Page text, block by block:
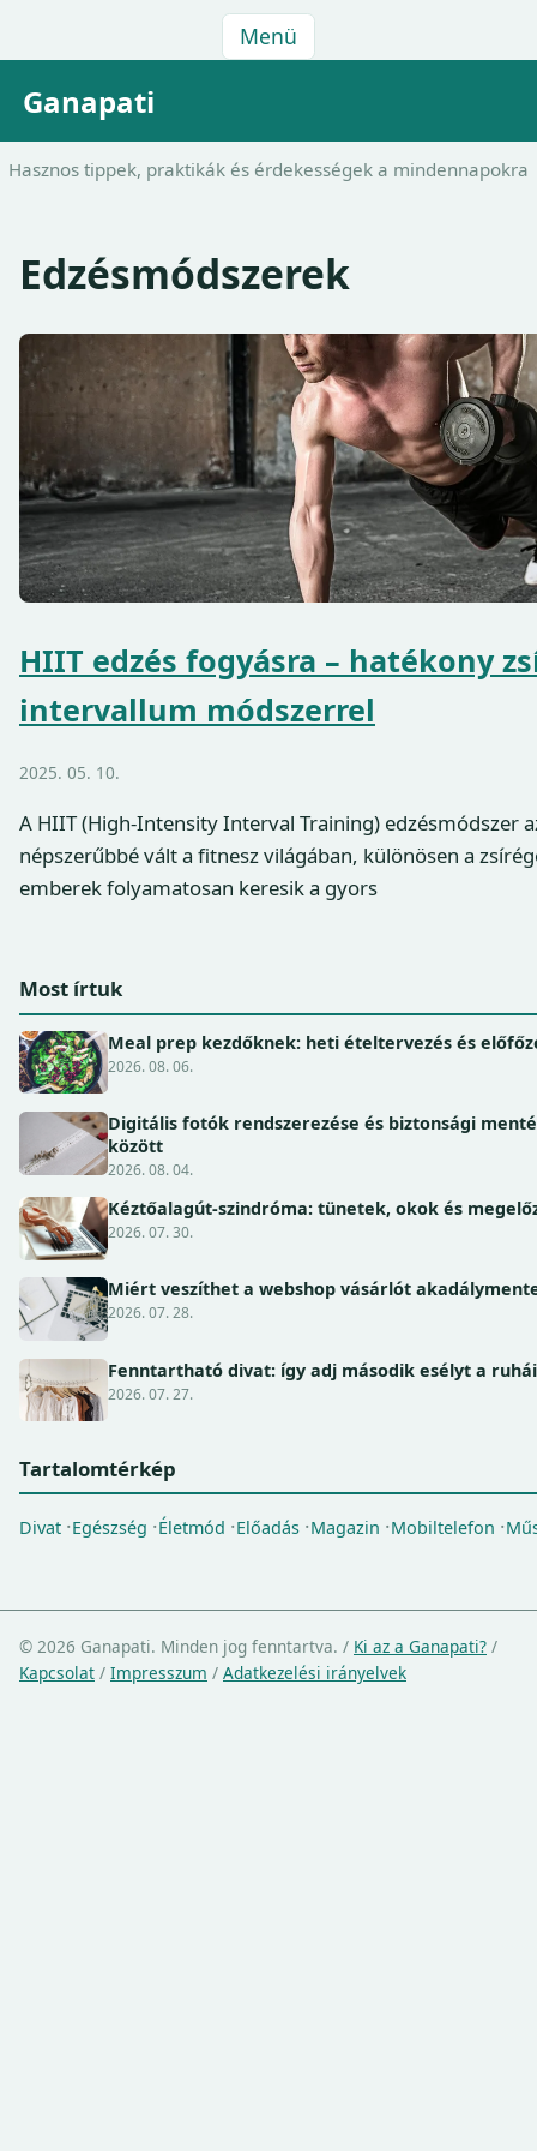
Menü
Ganapati
Hasznos tippek, praktikák és érdekességek a mindennapokra
Edzésmódszerek
HIIT edzés fogyásra – hatékony
intervallum módszerrel
2025. 05. 10.
A HIIT (High-Intensity Interval Training) edzésmódszer
népszerűbbé vált a fitnesz világában, különösen a
emberek folyamatosan keresik a gyors
Most írtuk
Meal prep kezdőknek: heti ételtervezés és
2026. 08. 06.
Digitális fotók rendszerezése és biztonsági
között
2026. 08. 04.
Kéztőalagút-szindróma: tünetek, okok és
2026. 07. 30.
Miért veszíthet a webshop vásárlót
2026. 07. 28.
Fenntartható divat: így adj második esélyt a
2026. 07. 27.
Tartalomtérkép
Divat Egészség Életmód Előadás Magazin Mobiltelefon
© 2026 Ganapati. Minden jog fenntartva. / Ki az a Ganapati? /
Kapcsolat / Impresszum / Adatkezelési irányelvek